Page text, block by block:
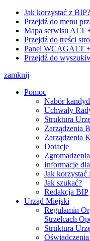
Jak korzystać z BIP?
Przejdź do menu
Mapa serwisu ALT
Przejdź do treści
Panel WCAGALT
Przejdź do
zamknij
Pomoc
Nabór
Uchwały
Struktura
Zarządzenia
Zarządzenia
Dotacje
Zgromadzenia
Informacje
Jak korzystać
Jak szukać?
Redakcja BIP
Urząd Miejski
Regulamin
Strzelcach
Struktura